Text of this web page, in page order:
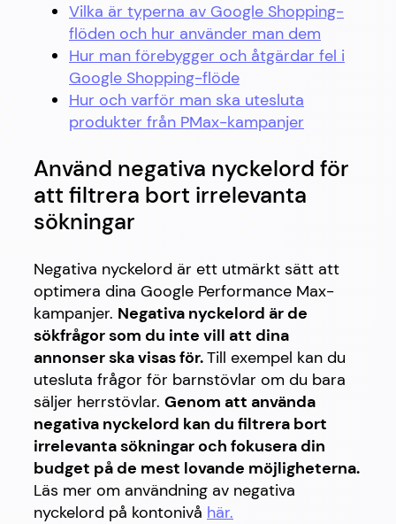
Vilka är typerna av Google Shopping-
flöden och hur använder man dem
Hur man förebygger och åtgärdar fel i
Google Shopping-flöde
Hur och varför man ska utesluta
produkter från PMax-kampanjer
Använd negativa nyckelord för
att filtrera bort irrelevanta
sökningar
Negativa nyckelord är ett utmärkt sätt att
optimera dina Google Performance Max-
kampanjer. Negativa nyckelord är de
sökfrågor som du inte vill att dina
annonser ska visas för.Till exempel kan du
utesluta frågor för barnstövlar om du bara
säljer herrstövlar. Genom att använda
negativa nyckelord kan du filtrera bort
irrelevanta sökningar och fokusera din
budget på de mest lovande möjligheterna.
Läs mer om användning av negativa
nyckelord på kontonivå här.